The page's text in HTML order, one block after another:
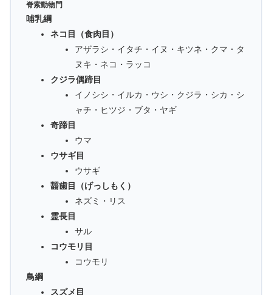
脊索動物門
哺乳綱
ネコ目（食肉目）
アザラシ・イタチ・イヌ・キツネ・クマ・タ
ヌキ・ネコ・ラッコ
クジラ偶蹄目
イノシシ・イルカ・ウシ・クジラ・シカ・シ
ャチ・ヒツジ・ブタ・ヤギ
奇蹄目
ウマ
ウサギ目
ウサギ
齧歯目（げっしもく）
ネズミ・リス
霊長目
サル
コウモリ目
コウモリ
鳥綱
スズメ目